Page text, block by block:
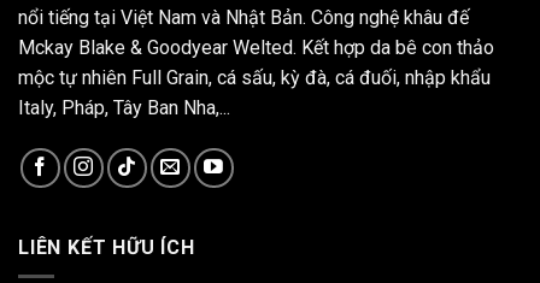
nổi tiếng tại Việt Nam và Nhật Bản. Công nghệ khâu đế
Mckay Blake & Goodyear Welted. Kết hợp da bê con thảo
mộc tự nhiên Full Grain, cá sấu, kỳ đà, cá đuối, nhập khẩu
Italy, Pháp, Tây Ban Nha,...
LIÊN KẾT HỮU ÍCH